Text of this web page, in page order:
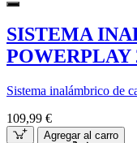
SISTEMA
POWERPLAY
Sistema inalámbrico de
109,99 €
Agregar al carro